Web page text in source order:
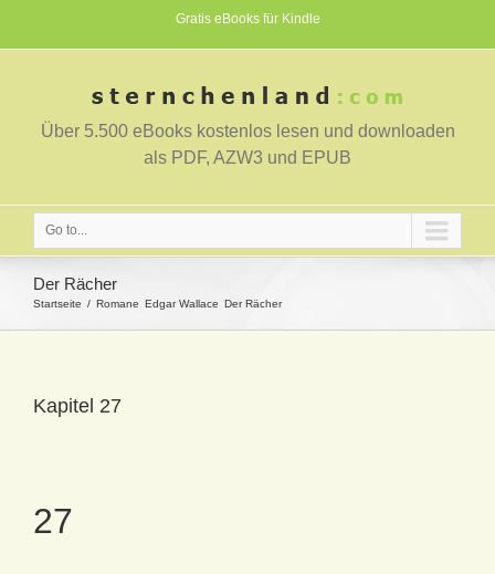
Gratis eBooks für Kindle
Über 5.500 eBooks kostenlos lesen und downloaden
als PDF, AZW3 und EPUB
Go to...
Der Rächer
Startseite Romane Edgar Wallace Der Rächer
Kapitel 27
27